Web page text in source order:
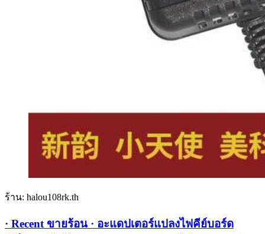
ร้าน: halou108rk.th
· Recent ขายร้อน · อะแดปเตอร์แปลงไฟคีย์บอร์ด